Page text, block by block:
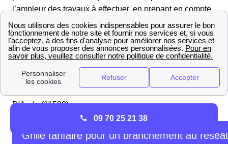
l’ampleur des travaux à effectuer, en prenant en compte
les spécificités du terrain et la distance de votre maison
par rapport au réseau de distribution.
Pour vous donner une idée des prix, Enedis offre un
barème tarifaire pour les raccordements. Consultez les
tarifs dans le tableau ci-dessous pour savoir combien va
D'Aude (11590) :
Grille tarifaire pour un branchement au
09 70 25 21 38